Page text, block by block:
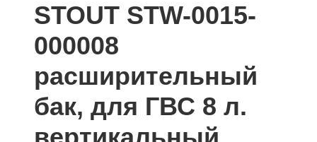
STOUT STW-0015-
000008
расширительный
бак, для ГВС 8 л.